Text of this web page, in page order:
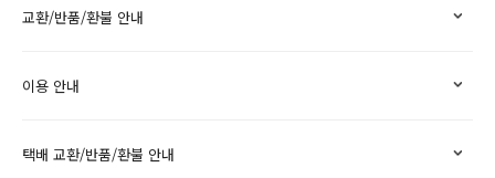
교환/반품/환불 안내
이용 안내
택배 교환/반품/환불 안내